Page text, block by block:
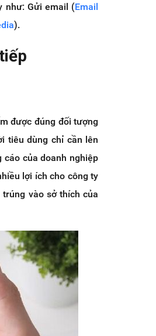
như: Gửi email (Email
).
được đúng đối tượng
tiêu dùng chỉ cần lên
của doanh nghiệp
lợi ích cho công ty
vào sở thích của